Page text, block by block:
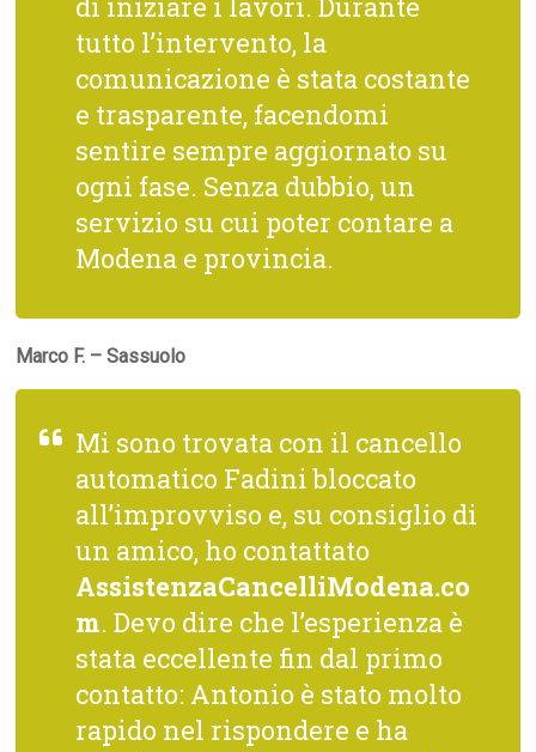
tutto l’intervento, la
comunicazione è stata costante
e trasparente, facendomi
sentire sempre aggiornato su
ogni fase. Senza dubbio, un
servizio su cui poter contare a
Modena e provincia.
Marco F. – Sassuolo
Mi sono trovata con il cancello
automatico Fadini bloccato
all’improvviso e, su consiglio di
un amico, ho contattato
AssistenzaCancelliModena.co
m. Devo dire che l’esperienza è
stata eccellente fin dal primo
contatto: Antonio è stato molto
rapido nel rispondere e ha